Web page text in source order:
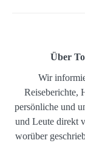
Über
Wir
Reiseberichte,
persönliche und
und Leute direkt
worüber